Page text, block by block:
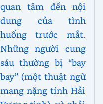
quan tâm đến nội
dung của tình
huống trước mắt.
Những người cung
sáu thường bị “bay
bay” (một thuật ngữ
mang nặng tính Hải